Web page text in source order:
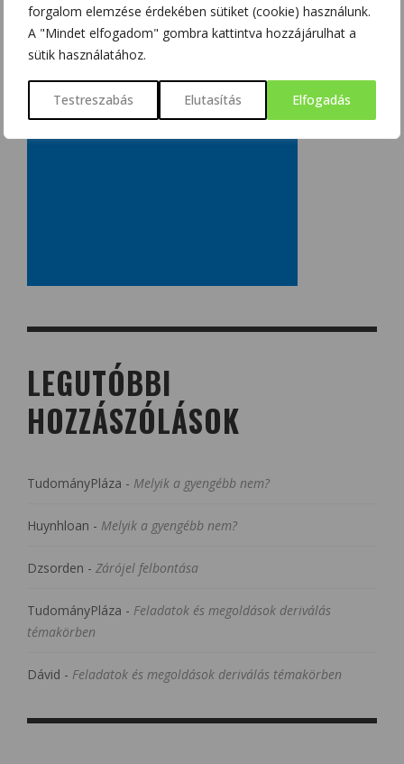
forgalom elemzése érdekében sütiket (cookie) használunk.
A "Mindet elfogadom" gombra kattintva hozzájárulhat a
sütik használatához.
Testreszabás Elutasítás Elfogadás
LEGUTÓBBI
HOZZÁSZÓLÁSOK
TudományPláza - Melyik a gyengébb nem?
Huynhloan - Melyik a gyengébb nem?
Dzsorden - Zárójel felbontása
TudományPláza - Feladatok és megoldások deriválás
témakörben
Dávid - Feladatok és megoldások deriválás témakörben